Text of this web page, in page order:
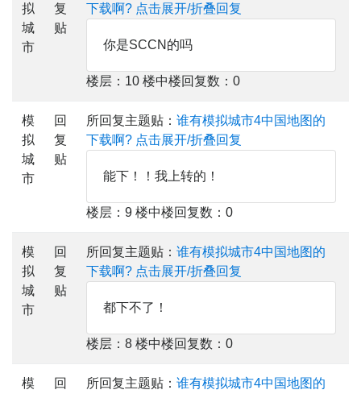
拟
城
市
复
贴
下载啊? 点击展开/折叠回复
你是SCCN的吗
楼层：10 楼中楼回复数：0
模
拟
城
市
回
复
贴
所回复主题贴： 谁有模拟城市4中国地图的
下载啊? 点击展开/折叠回复
能下！！我上转的！
楼层：9 楼中楼回复数：0
模
拟
城
市
回
复
贴
所回复主题贴： 谁有模拟城市4中国地图的
下载啊? 点击展开/折叠回复
都下不了！
楼层：8 楼中楼回复数：0
模
回
所回复主题贴： 谁有模拟城市4中国地图的